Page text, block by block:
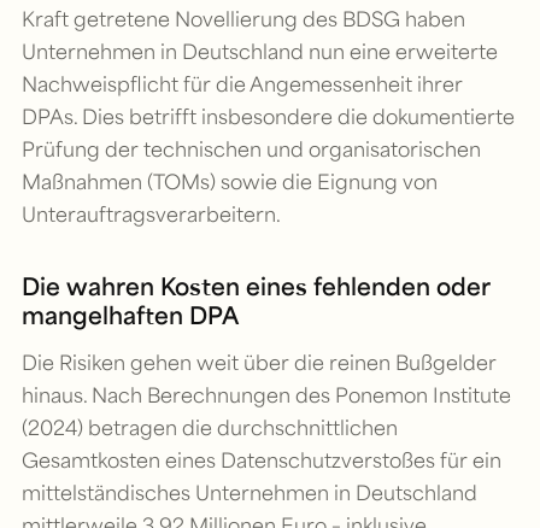
Kraft getretene Novellierung des BDSG haben
Unternehmen in Deutschland nun eine erweiterte
Nachweispflicht für die Angemessenheit ihrer
DPAs. Dies betrifft insbesondere die dokumentierte
Prüfung der technischen und organisatorischen
Maßnahmen (TOMs) sowie die Eignung von
Unterauftragsverarbeitern.
Die wahren Kosten eines fehlenden oder
mangelhaften DPA
Die Risiken gehen weit über die reinen Bußgelder
hinaus. Nach Berechnungen des Ponemon Institute
(2024) betragen die durchschnittlichen
Gesamtkosten eines Datenschutzverstoßes für ein
mittelständisches Unternehmen in Deutschland